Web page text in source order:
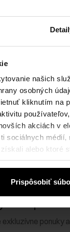
našich
osobných
kliknutím na
akciách v
sociálnych
alebo ktoré
Prispôsobiť
ponuky